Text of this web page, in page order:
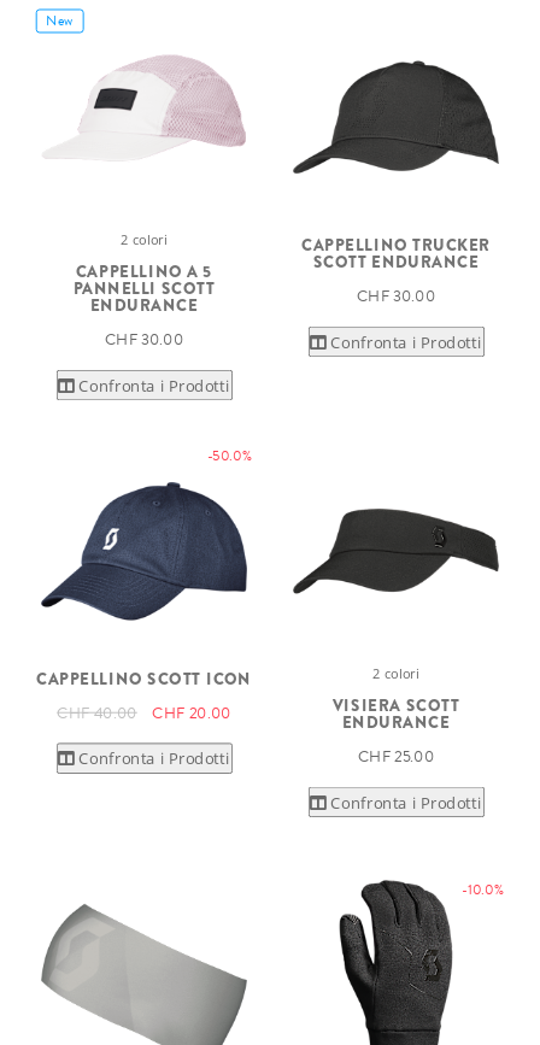
New
2 colori
CAPPELLINO A 5
PANNELLI SCOTT
ENDURANCE
CHF 30.00
Confronta i Prodotti
CAPPELLINO TRUCKER
SCOTT ENDURANCE
CHF 30.00
Confronta i Prodotti
-50.0%
CAPPELLINO SCOTT ICON
CHF 40.00 CHF 20.00
Confronta i Prodotti
2 colori
VISIERA SCOTT
ENDURANCE
CHF 25.00
Confronta i Prodotti
-10.0%